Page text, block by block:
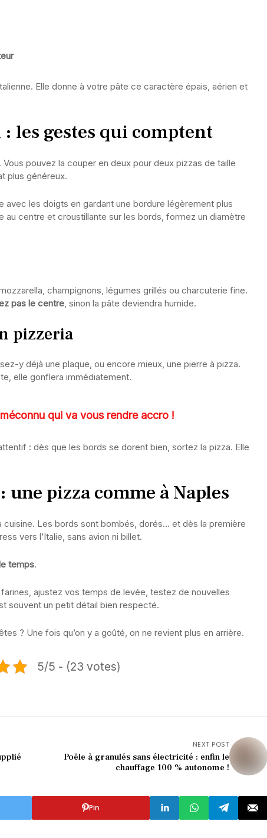
Elle donne à votre pâte ce caractère épais, aérien et
les gestes qui comptent
pouvez la couper en deux pour deux pizzas de taille
plus généreux.
avec les doigts en gardant une bordure légèrement plus
au centre et croustillante sur les bords, formez un diamètre
champignons, légumes grillés ou charcuterie fine.
pas le centre , sinon la pâte deviendra humide.
pizzeria
y déjà une plaque, ou encore mieux, une pierre à pizza.
elle gonflera immédiatement.
qui va vous rendre accro !
: dès que les bords se dorent bien, sortez la pizza. Elle
pizza comme à Naples
cuisine. Les bords sont bombés, dorés… et dès la première
vers l’Italie, sans avion ni billet.
temps.
ajustez vos temps de levée, testez de nouvelles
souvent un petit détail bien respecté.
? Une fois qu’on y a goûté, on ne revient plus en arrière.
5/5 - (23 votes)
NEXT POST
Poêle à granulés sans électricité : enfin le
chauffage 100 % autonome !
Pin